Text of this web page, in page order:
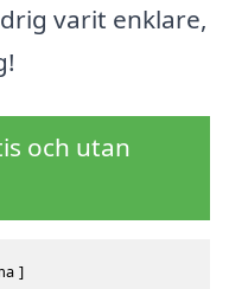
varit enklare,
och utan